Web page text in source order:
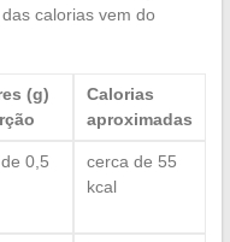
calorias vem do
(g)
Calorias
aproximadas
0,5
cerca de 55
kcal